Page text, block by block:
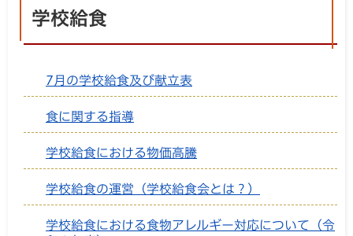
学校給食
7月の学校給食及び献立表
食に関する指導
学校給食における物価高騰
学校給食の運営（学校給食会とは？）
学校給食における食物アレルギー対応について（令